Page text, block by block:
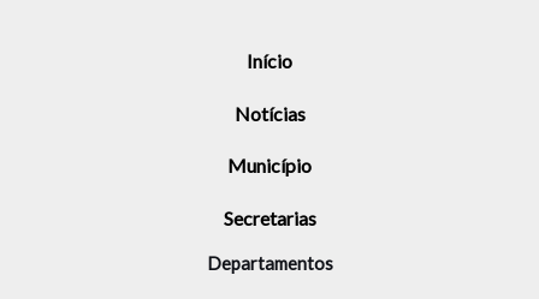
Início
Notícias
Município
Secretarias
Departamentos